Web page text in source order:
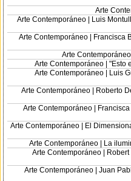
Arte
Arte Contemporáneo |
Luis
Arte Contemporáneo | Francisca
Arte
Arte Contemporáneo | "Esto
Arte Contemporáneo |
Luis
Arte Contemporáneo | Roberto
Arte Contemporáneo |
Arte Contemporáneo | El
Arte Contemporáneo |
La
Arte Contemporáneo |
Arte Contemporáneo | Juan